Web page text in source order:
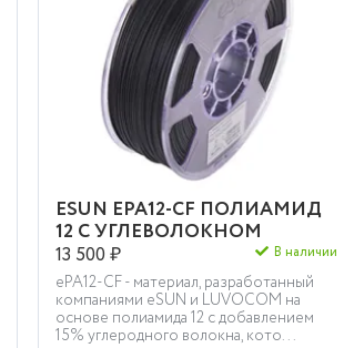
ESUN EPA12-CF ПОЛИАМИД
12 С УГЛЕВОЛОКНОМ
13 500 ₽
В наличии
ePA12-CF - материал, разработанный
компаниями eSUN и LUVOCOM на
основе полиамида 12 с добавлением
15% углеродного волокна, кото...